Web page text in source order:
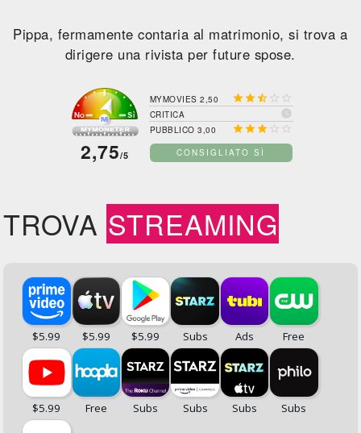
Pippa, fermamente contaria al matrimonio, si trova a
dirigere una rivista per future spose.
2,75/5
MYMOVIES 2,50   
CRITICA 
PUBBLICO 3,00   
CONSIGLIATO SÌ
TROVA STREAMING